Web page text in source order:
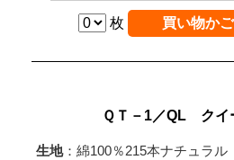
枚
ＱＴ－1／QL クイ
生地：綿100％215本ナチュラル